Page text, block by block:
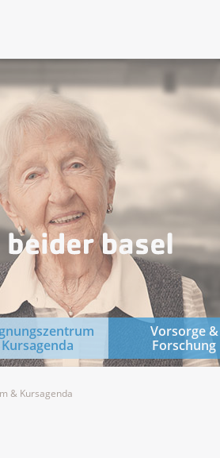
Vorsorge &
Forschung
& Kursagenda